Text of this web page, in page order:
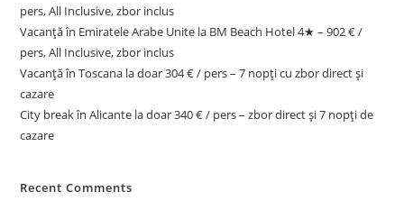
pers, All Inclusive, zbor inclus
Vacanță în Emiratele Arabe Unite la BM Beach Hotel 4★ – 902 € /
pers, All Inclusive, zbor inclus
Vacanță în Toscana la doar 304 € / pers – 7 nopți cu zbor direct și
cazare
City break în Alicante la doar 340 € / pers – zbor direct și 7 nopți de
cazare
Recent Comments